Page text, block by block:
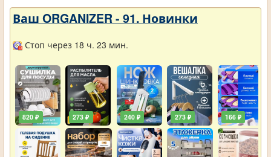
Ваш ORGANIZER - 91. Новинки
Стоп через 18 ч. 23 мин.
820 ₽ 273 ₽ 240 ₽ 273 ₽ 166 ₽